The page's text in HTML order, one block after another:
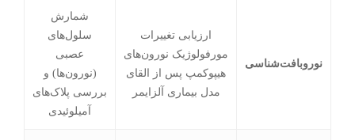
نوروبافت‌شناسی
ارزیابی تغییرات
مورفولوژیک نورون‌های
هیپوکمپ پس از القای
مدل بیماری آلزایمر
شمارش
سلول‌های
عصبی
(نورون‌ها) و
بررسی پلاک‌های
آمیلوئیدی